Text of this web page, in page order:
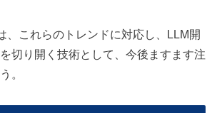
、これらのトレンドに対応し、LLM開
切り開く技術として、今後ますます注
。